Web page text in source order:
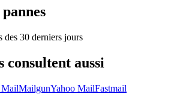
des 30 derniers jours
consultent aussi
MailMailgunYahoo MailFastmail